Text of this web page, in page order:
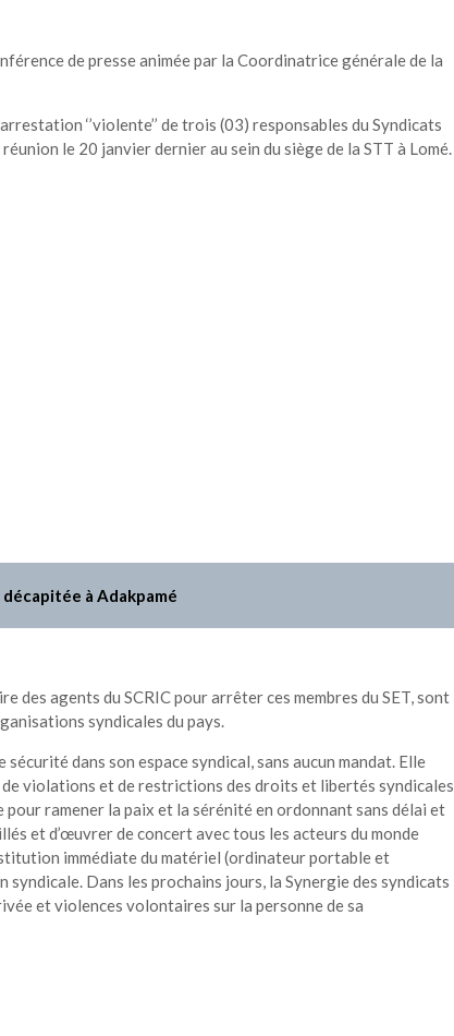
de presse animée par la Coordinatrice générale de la
‘’violente’’ de trois (03) responsables du Syndicats
le 20 janvier dernier au sein du siège de la STT à Lomé.
décapitée à Adakpamé
des agents du SCRIC pour arrêter ces membres du SET, sont
syndicales du pays.
dans son espace syndical, sans aucun mandat. Elle
violations et de restrictions des droits et libertés syndicales.
ramener la paix et la sérénité en ordonnant sans délai et
et d’œuvrer de concert avec tous les acteurs du monde
immédiate du matériel (ordinateur portable et
Dans les prochains jours, la Synergie des syndicats
et violences volontaires sur la personne de sa